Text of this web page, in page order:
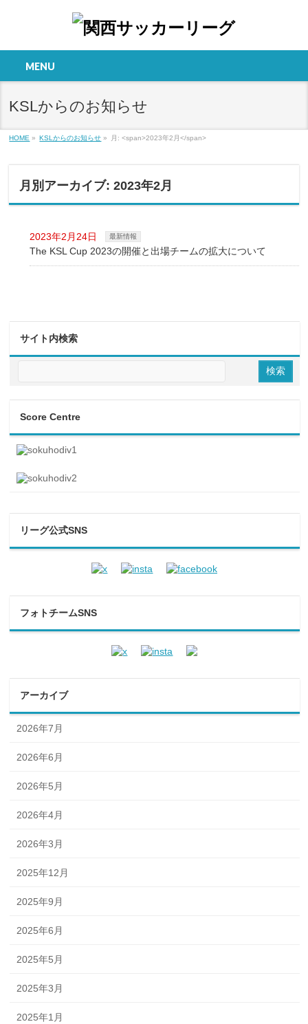
MENU
KSLからのお知らせ
HOME » KSLからのお知らせ » 月: <span>2023年2月</span>
月別アーカイブ: 2023年2月
2023年2月24日 最新情報
The KSL Cup 2023の開催と出場チームの拡大について
サイト内検索
Score Centre
リーグ公式SNS
フォトチームSNS
アーカイブ
2026年7月
2026年6月
2026年5月
2026年4月
2026年3月
2025年12月
2025年9月
2025年6月
2025年5月
2025年3月
2025年1月